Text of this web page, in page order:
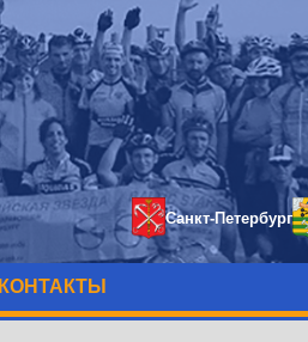
Санкт-Петербург
КОНТАКТЫ